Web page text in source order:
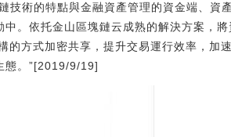
技術的特點與金融資產管理的資金端、資
。依托金山區塊鏈云成熟的解決方案，
方式加密共享，提升交易運行效率，加
態。”[2019/9/19]